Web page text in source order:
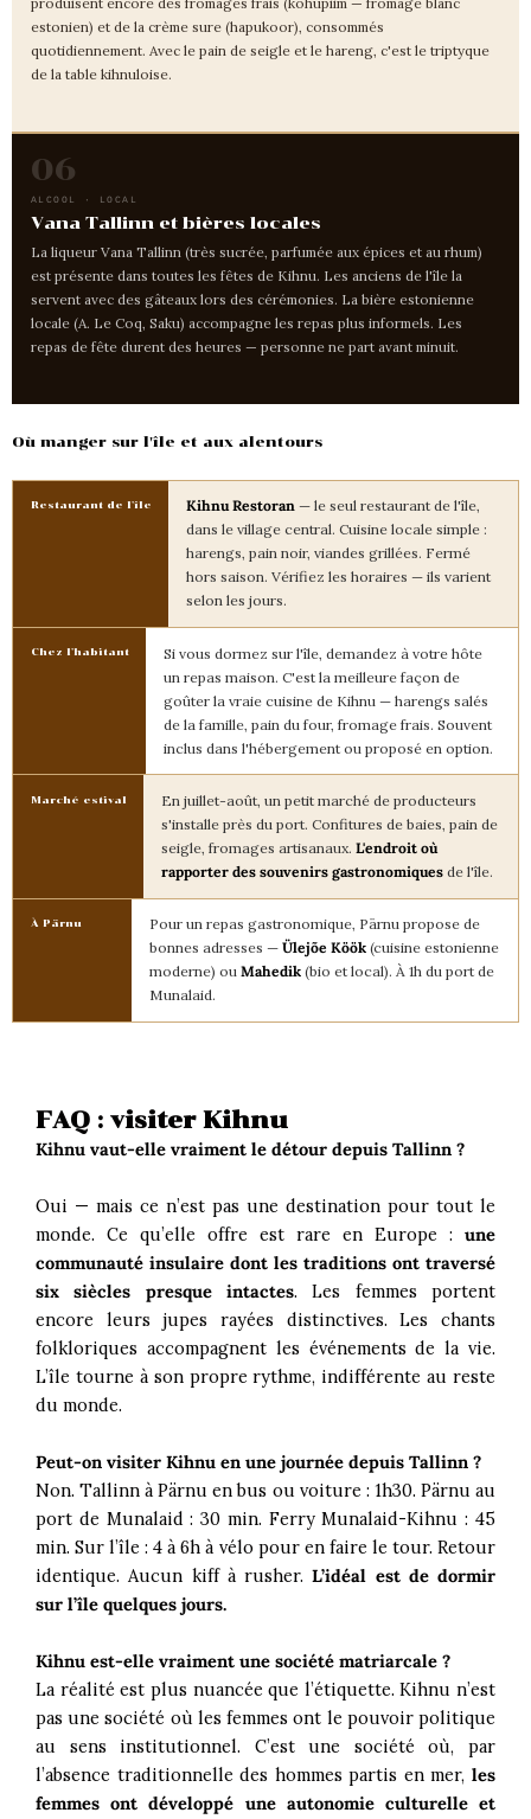
estonien) et de la crème sure (hapukoor), consommés
quotidiennement. Avec le pain de seigle et le hareng, c'est le triptyque
de la table kihnuloise.
06
ALCOOL · LOCAL
Vana Tallinn et bières locales
La liqueur Vana Tallinn (très sucrée, parfumée aux épices et au rhum)
est présente dans toutes les fêtes de Kihnu. Les anciens de l'île la
servent avec des gâteaux lors des cérémonies. La bière estonienne
locale (A. Le Coq, Saku) accompagne les repas plus informels. Les
repas de fête durent des heures — personne ne part avant minuit.
Où manger sur l'île et aux alentours
Restaurant de l'île Kihnu Restoran— le seul restaurant de l'île,
dans le village central. Cuisine locale simple :
harengs, pain noir, viandes grillées. Fermé
hors saison. Vérifiez les horaires — ils varient
selon les jours.
Chez l'habitant
Si vous dormez sur l'île, demandez à votre hôte
un repas maison. C'est la meilleure façon de
goûter la vraie cuisine de Kihnu — harengs salés
de la famille, pain du four, fromage frais. Souvent
inclus dans l'hébergement ou proposé en option.
Marché estival
En juillet-août, un petit marché de producteurs
s'installe près du port. Confitures de baies, pain de
seigle, fromages artisanaux. L'endroit où
rapporter des souvenirs gastronomiquesde l'île.
À Pärnu
Pour un repas gastronomique, Pärnu propose de
bonnes adresses — Ülejõe Köök(cuisine estonienne
moderne) ou Mahedik(bio et local). À 1h du port de
Munalaid.
FAQ : visiter Kihnu
Kihnu vaut-elle vraiment le détour depuis Tallinn ?
Oui — mais ce n’est pas une destination pour tout le
monde. Ce qu’elle offre est rare en Europe : une
communauté insulaire dont les traditions ont traversé
six siècles presque intactes. Les femmes portent
encore leurs jupes rayées distinctives. Les chants
folkloriques accompagnent les événements de la vie.
L’île tourne à son propre rythme, indifférente au reste
du monde.
Peut-on visiter Kihnu en une journée depuis Tallinn ?
Non. Tallinn à Pärnu en bus ou voiture : 1h30. Pärnu au
port de Munalaid : 30 min. Ferry Munalaid-Kihnu : 45
min. Sur l’île : 4 à 6h à vélo pour en faire le tour. Retour
identique. Aucun kiff à rusher.L’idéal est de dormir
sur l’île quelques jours.
Kihnu est-elle vraiment une société matriarcale ?
La réalité est plus nuancée que l’étiquette. Kihnu n’est
pas une société où les femmes ont le pouvoir politique
au sens institutionnel. C’est une société où, par
l’absence traditionnelle des hommes partis en mer, les
femmes ont développé une autonomie culturelle et